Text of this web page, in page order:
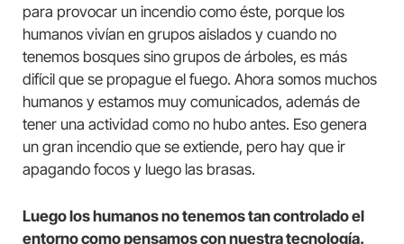
para provocar un incendio como éste, porque los
humanos vivían en grupos aislados y cuando no
tenemos bosques sino grupos de árboles, es más
difícil que se propague el fuego. Ahora somos muchos
humanos y estamos muy comunicados, además de
tener una actividad como no hubo antes. Eso genera
un gran incendio que se extiende, pero hay que ir
apagando focos y luego las brasas.
Luego los humanos no tenemos tan controlado el
entorno como pensamos con nuestra tecnología.